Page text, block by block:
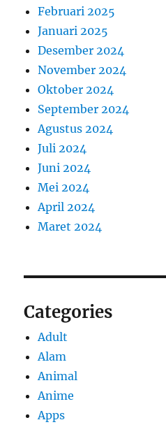
Februari 2025
Januari 2025
Desember 2024
November 2024
Oktober 2024
September 2024
Agustus 2024
Juli 2024
Juni 2024
Mei 2024
April 2024
Maret 2024
Categories
Adult
Alam
Animal
Anime
Apps